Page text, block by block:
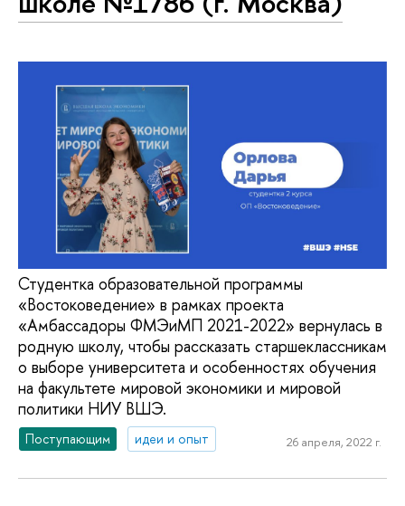
Студентка образовательной программы
«Востоковедение» в рамках проекта
«Амбассадоры ФМЭиМП 2021-2022» вернулась в
родную школу, чтобы рассказать старшеклассникам
о выборе университета и особенностях обучения
на факультете мировой экономики и мировой
политики НИУ ВШЭ.
Поступающим идеи и опыт 26 апреля, 2022 г.